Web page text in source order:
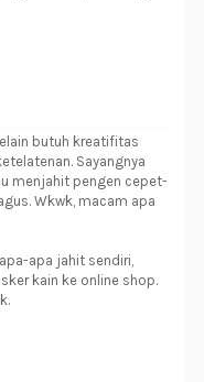
butuh kreatifitas
Sayangnya
menjahit pengen cepet-
Wkwk, macam apa
apa jahit sendiri,
kain ke online shop.